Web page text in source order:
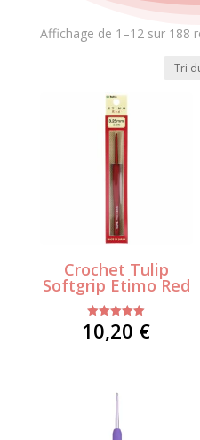
Affichage de 1–12 sur 188
Crochet Tulip
Softgrip Etimo Red
Note
5.00
10,20 €